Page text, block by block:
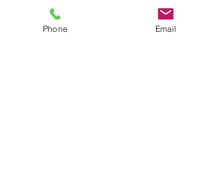
1 000 poeng = 10 % rabatt på den
billigste artikkelen i handlekurven
Phone Email